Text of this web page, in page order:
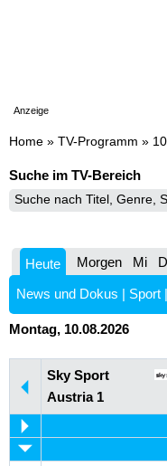
Anzeige
Home » TV-Programm »
Suche im TV-Bereich
Heute Morgen Mi
News und Dokus | Sport |
Montag, 10.08.2026
Sky Sport
Austria 1